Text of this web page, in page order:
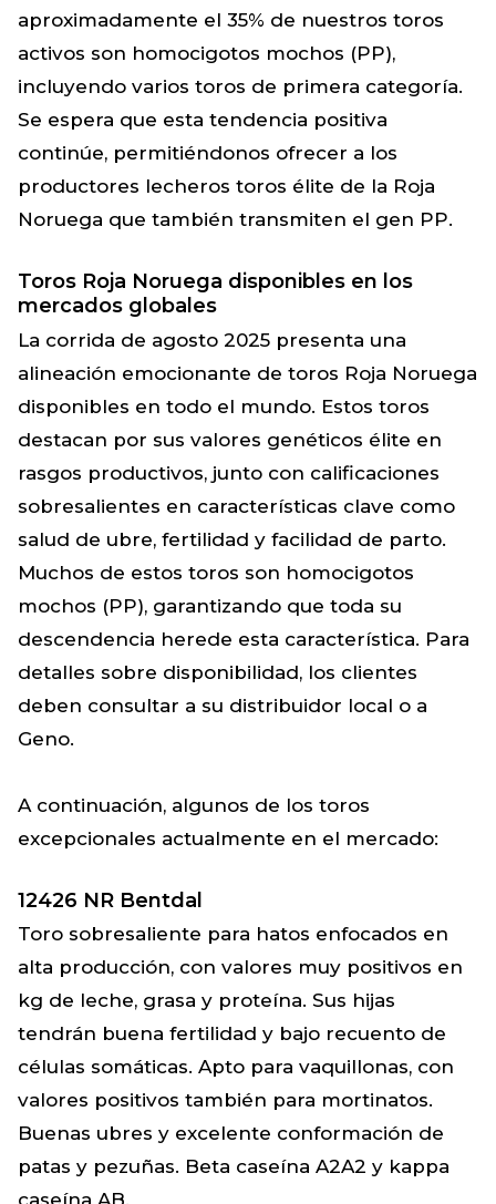
aproximadamente el 35% de nuestros toros
activos son homocigotos mochos (PP),
incluyendo varios toros de primera categoría.
Se espera que esta tendencia positiva
continúe, permitiéndonos ofrecer a los
productores lecheros toros élite de la Roja
Noruega que también transmiten el gen PP.
Toros Roja Noruega disponibles en los
mercados globales
La corrida de agosto 2025 presenta una
alineación emocionante de toros Roja Noruega
disponibles en todo el mundo. Estos toros
destacan por sus valores genéticos élite en
rasgos productivos, junto con calificaciones
sobresalientes en características clave como
salud de ubre, fertilidad y facilidad de parto.
Muchos de estos toros son homocigotos
mochos (PP), garantizando que toda su
descendencia herede esta característica. Para
detalles sobre disponibilidad, los clientes
deben consultar a su distribuidor local o a
Geno.
A continuación, algunos de los toros
excepcionales actualmente en el mercado:
12426 NR Bentdal
Toro sobresaliente para hatos enfocados en
alta producción, con valores muy positivos en
kg de leche, grasa y proteína. Sus hijas
tendrán buena fertilidad y bajo recuento de
células somáticas. Apto para vaquillonas, con
valores positivos también para mortinatos.
Buenas ubres y excelente conformación de
patas y pezuñas. Beta caseína A2A2 y kappa